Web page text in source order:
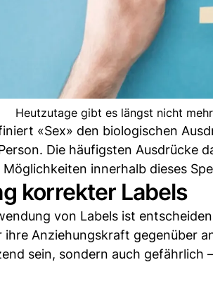
Heutzutage gibt es längst nicht
«Sex» den biologischen
Die häufigsten Ausdrücke
innerhalb dieses
korrekter Labels
von Labels ist
ihre Anziehungskraft gegenüber
sein, sondern auch gefährlich